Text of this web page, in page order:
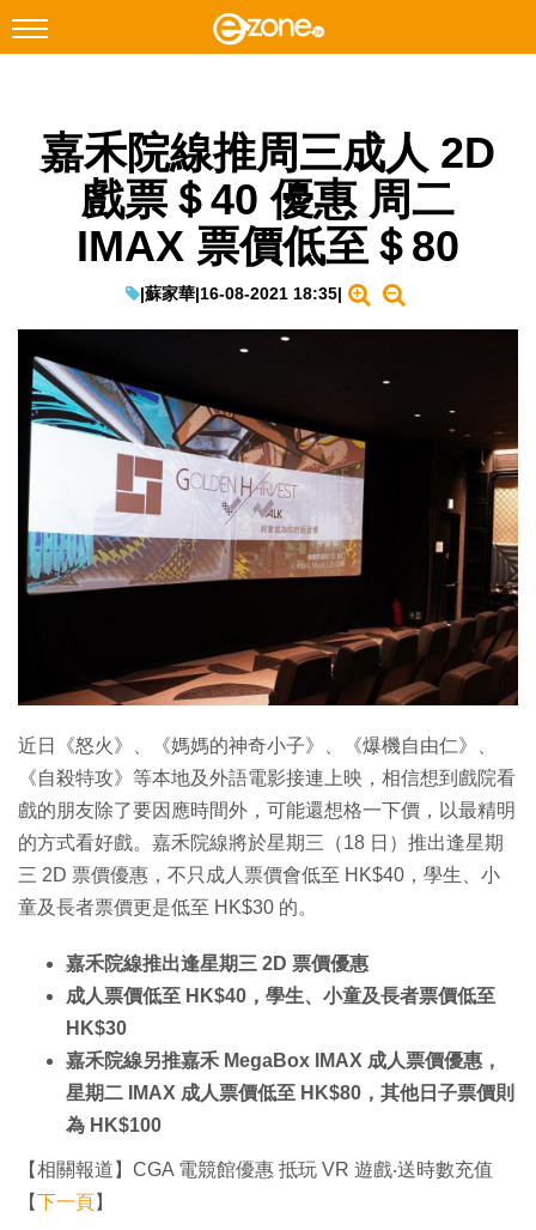
Facebook Instagram
教學評測
EduTech
IT Times
生成式AI與雲端應用
Enterprise Digital Transformation
特集
嘉禾院線推周三成人 2D
戲票＄40 優惠 周二
IMAX 票價低至＄80
|蘇家華|16-08-2021 18:35|
近日《怒火》、《媽媽的神奇小子》、《爆機自由仁》、
《自殺特攻》等本地及外語電影接連上映，相信想到戲院看
戲的朋友除了要因應時間外，可能還想格一下價，以最精明
的方式看好戲。嘉禾院線將於星期三（18 日）推出逢星期
三 2D 票價優惠，不只成人票價會低至 HK$40，學生、小
童及長者票價更是低至 HK$30 的。
嘉禾院線推出逢星期三 2D 票價優惠
成人票價低至 HK$40，學生、小童及長者票價低至
HK$30
嘉禾院線另推嘉禾 MegaBox IMAX 成人票價優惠，
星期二 IMAX 成人票價低至 HK$80，其他日子票價則
為 HK$100
【相關報道】CGA 電競館優惠 抵玩 VR 遊戲‧送時數充值
【下一頁】